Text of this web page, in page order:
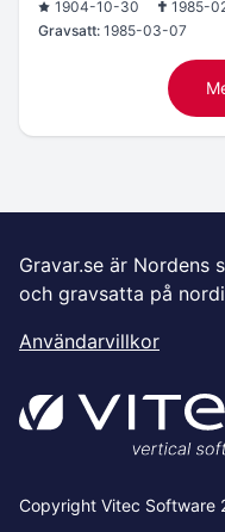
1904-10-30
1985-
Gravsatt: 1985-03-07
Gravar.se är
och gravsatta på
Användarvillkor
Copyright Vitec Software